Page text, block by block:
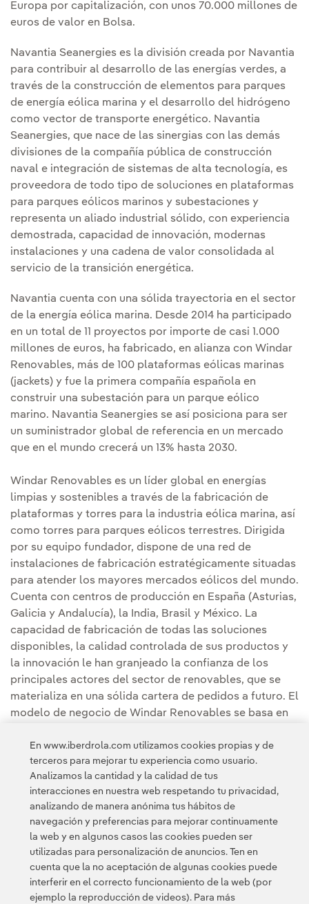
Europa por capitalización, con unos 70.000 millones de
euros de valor en Bolsa.
Navantia Seanergies es la división creada por Navantia
para contribuir al desarrollo de las energías verdes, a
través de la construcción de elementos para parques
de energía eólica marina y el desarrollo del hidrógeno
como vector de transporte energético. Navantia
Seanergies, que nace de las sinergias con las demás
divisiones de la compañía pública de construcción
naval e integración de sistemas de alta tecnología, es
proveedora de todo tipo de soluciones en plataformas
para parques eólicos marinos y subestaciones y
representa un aliado industrial sólido, con experiencia
demostrada, capacidad de innovación, modernas
instalaciones y una cadena de valor consolidada al
servicio de la transición energética.
Navantia cuenta con una sólida trayectoria en el sector
de la energía eólica marina. Desde 2014 ha participado
en un total de 11 proyectos por importe de casi 1.000
millones de euros, ha fabricado, en alianza con Windar
Renovables, más de 100 plataformas eólicas marinas
(jackets) y fue la primera compañía española en
construir una subestación para un parque eólico
marino. Navantia Seanergies se así posiciona para ser
un suministrador global de referencia en un mercado
que en el mundo crecerá un 13% hasta 2030.
Windar Renovables es un líder global en energías
limpias y sostenibles a través de la fabricación de
plataformas y torres para la industria eólica marina, así
como torres para parques eólicos terrestres. Dirigida
por su equipo fundador, dispone de una red de
instalaciones de fabricación estratégicamente situadas
para atender los mayores mercados eólicos del mundo.
Cuenta con centros de producción en España (Asturias,
Galicia y Andalucía), la India, Brasil y México. La
capacidad de fabricación de todas las soluciones
disponibles, la calidad controlada de sus productos y
la innovación le han granjeado la confianza de los
principales actores del sector de renovables, que se
materializa en una sólida cartera de pedidos a futuro. El
modelo de negocio de Windar Renovables se basa en
clientes soluciones integrales y a medida, gracias a su
capacidad y flexibilidad, y aplicando siempre criterios
de sostenibilidad.
Contacta Clientes Política de Privacidad Información legal
En www.iberdrola.com utilizamos cookies propias y de
terceros para mejorar tu experiencia como usuario.
Analizamos la cantidad y la calidad de tus
interacciones en nuestra web respetando tu privacidad,
analizando de manera anónima tus hábitos de
navegación y preferencias para mejorar continuamente
la web y en algunos casos las cookies pueden ser
utilizadas para personalización de anuncios. Ten en
cuenta que la no aceptación de algunas cookies puede
interferir en el correcto funcionamiento de la web (por
ejemplo la reproducción de videos). Para más